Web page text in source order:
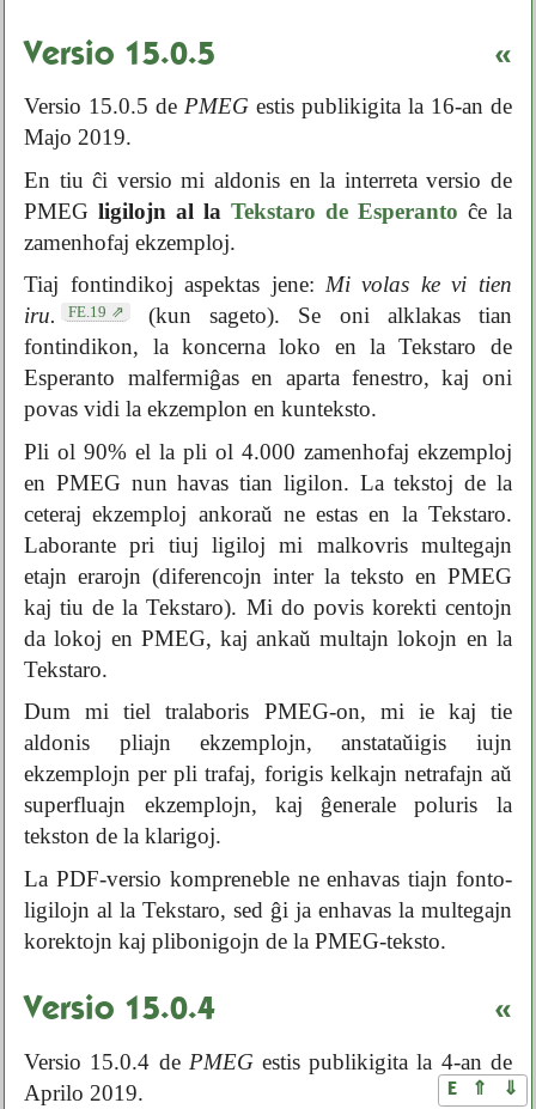
Versio 15.0.5 «
Versio 15.0.5 de PMEG estis publikigita la 16-an de
Majo 2019.
En tiu ĉi versio mi aldonis en la interreta versio de
PMEGligilojn al la Tekstaro de Esperanto ĉe la
zamenhofaj ekzemploj.
Tiaj fontindikoj aspektas jene: Mi volas ke vi tien
iru.
FE.19
(kun sageto). Se oni alklakas tian
fontindikon, la koncerna loko en la Tekstaro de
Esperanto malfermiĝas en aparta fenestro, kaj oni
povas vidi la ekzemplon en kunteksto.
Pli ol 90% el la pli ol 4.000 zamenhofaj ekzemploj
en PMEG nun havas tian ligilon. La tekstoj de la
ceteraj ekzemploj ankoraŭ ne estas en la Tekstaro.
Laborante pri tiuj ligiloj mi malkovris multegajn
etajn erarojn (diferencojn inter la teksto en PMEG
kaj tiu de la Tekstaro). Mi do povis korekti centojn
da lokoj en PMEG, kaj ankaŭ multajn lokojn en la
Tekstaro.
Dum mi tiel tralaboris PMEG-on, mi ie kaj tie
aldonis pliajn ekzemplojn, anstataŭigis iujn
ekzemplojn per pli trafaj, forigis kelkajn netrafajn aŭ
superfluajn ekzemplojn, kaj ĝenerale poluris la
tekston de la klarigoj.
La PDF-versio kompreneble ne enhavas tiajn fonto-
ligilojn al la Tekstaro, sed ĝi ja enhavas la multegajn
korektojn kaj plibonigojn de la PMEG-teksto.
Versio 15.0.4 «
Versio 15.0.4 de PMEGestis publikigita la 4-an de
Aprilo 2019.
E ⇑ ⇓